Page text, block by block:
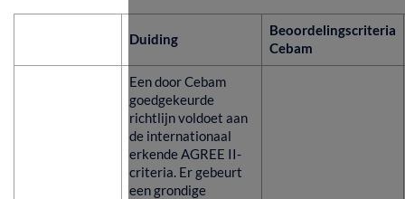
Duiding
Beoordelingscriteria
Cebam
Een door Cebam
goedgekeurde
richtlijn voldoet aan
de internationaal
erkende AGREE II-
criteria. Er gebeurt
een grondige